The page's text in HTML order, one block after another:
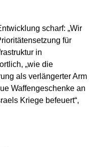
scharf: „Wir
für
in
„wie die
als verlängerter Arm
Waffengeschenke an
Kriege befeuert“,